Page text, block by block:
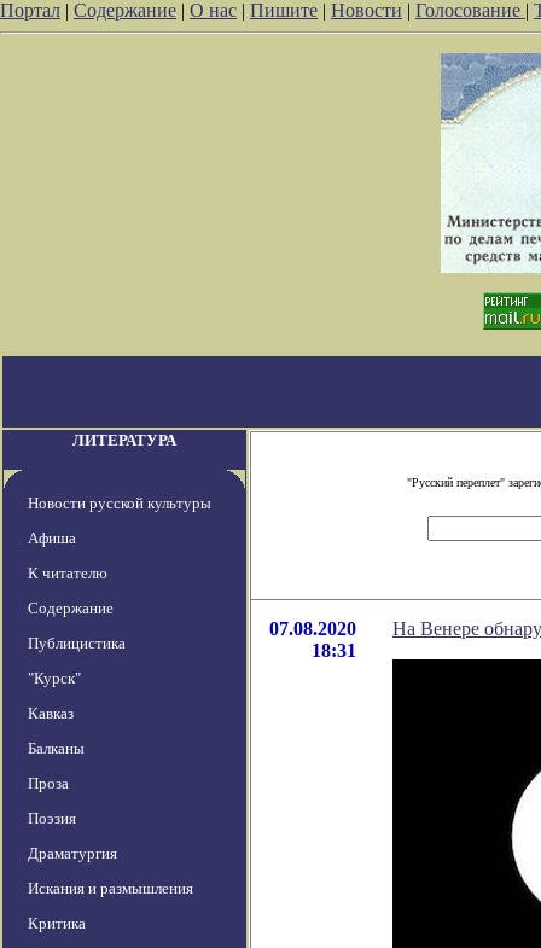
Портал | Содержание | О нас | Пишите | Новости | Голосование |
ЛИТЕРАТУРА
Новости русской культуры
Афиша
К читателю
Содержание
Публицистика
"Курск"
Кавказ
Балканы
Проза
Поэзия
Драматургия
Искания и размышления
Критика
"Русский переплет"
07.08.2020
18:31
На Венере